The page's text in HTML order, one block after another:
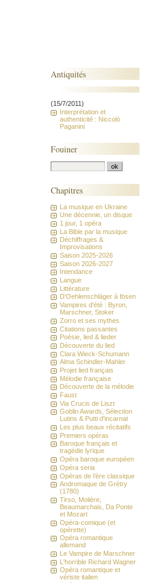
Antiquités
(15/7/2011)
Interprétation et
authenticité : Niccolò
Paganini
Fouiner
Chapitres
La musique en Ukraine
Une décennie, un disque
1 jour, 1 opéra
La Bible par la musique
Déchiffrages &
Improvisations
Saison 2025-2026
Saison 2026-2027
Intendance
Langue
Littérature
D'Oehlenschläger à Ibsen
Vampires d'été : Byron,
Marschner, Stoker
Zorro et ses mythes
Citations passantes
Poésie, lied & lieder
Découverte du lied
Clara Wieck-Schumann
Alma Schindler-Mahler
Projet lied français
Mélodie française
Découverte de la mélodie
Faust
Via Crucis de Liszt
Goblin Awards, Sélection
Lutins & Putti d'incarnat
Les plus beaux récitatifs
Premiers opéras
Baroque français et
tragédie lyrique
Opéra baroque européen
Opéra seria
Opéras de l'ère classique
Andromaque de Grétry
(1780)
Tirso, Molière,
Beaumarchais, Da Ponte
et Mozart
Opéra-comique (et
opérette)
Opéra romantique
allemand
Le Vampire de Marschner
L'horrible Richard Wagner
Opéra romantique et
vériste italien